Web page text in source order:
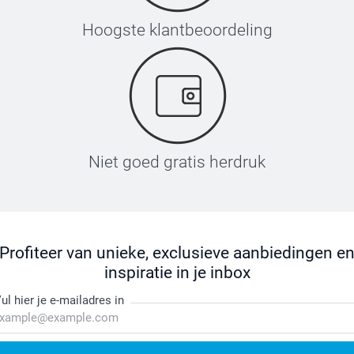
Hoogste klantbeoordeling
Niet goed gratis herdruk
Profiteer van unieke, exclusieve aanbiedingen en
inspiratie in je inbox
hier je e-mailadres in